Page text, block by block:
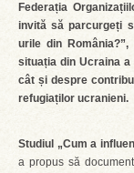
Federația
invită să parcurgeți
urile din
situația din Ucraina
cât și despre
refugiaților ucranieni.
Studiul „Cum a
a propus să